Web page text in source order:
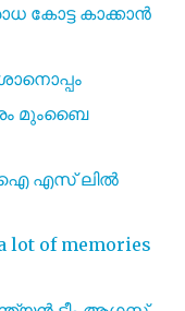
കോട്ട കാക്കാൻ
മുംബൈ
ഐ എസ് ലിൽ
lot of memories